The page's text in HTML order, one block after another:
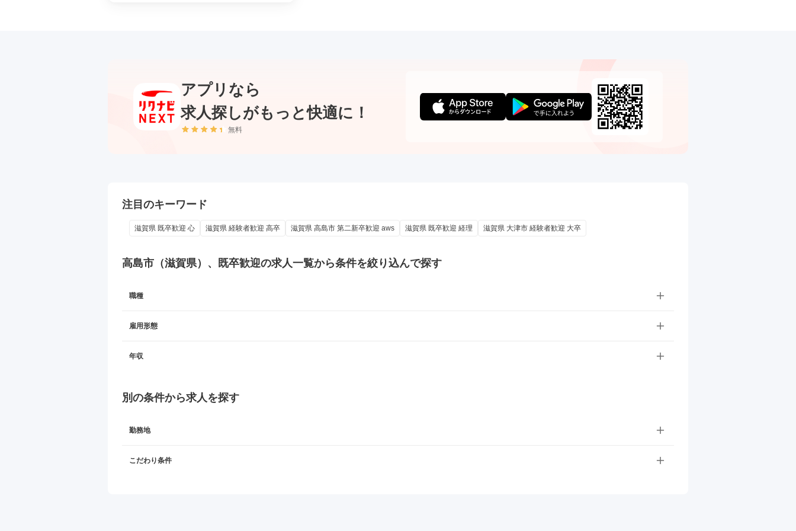
アプリなら
求人探しがもっと快適に！
無料
注目のキーワード
滋賀県 既卒歓迎 心 滋賀県 経験者歓迎 高卒 滋賀県 高島市 第二新卒歓迎 aws 滋賀県 既卒歓迎 経理 滋賀県 大津市 経験者歓迎 大卒
高島市（滋賀県）、既卒歓迎の求人一覧から条件を絞り込んで探す
職種
雇用形態
年収
別の条件から求人を探す
勤務地
こだわり条件